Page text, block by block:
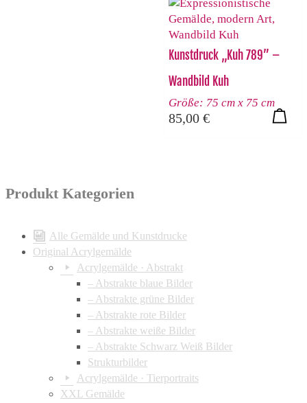
Kunstdruck „Kuh 789” –
Wandbild Kuh
Größe: 75 cm x 75 cm
85,00 €
Produkt Kategorien
Alle Gemälde und Kunstdrucke
Original Acrylgemälde
Acrylgemälde · Abstrakt
– Abstrakte blaue Bilder
– Abstrakte grüne Bilder
– Abstrakte rote Bilder
– Abstrakte weiße Bilder
– Abstrakte Schwarz Weiß Bilder
Strukturbilder
Acrylgemälde · Tierportraits
XXL Gemälde